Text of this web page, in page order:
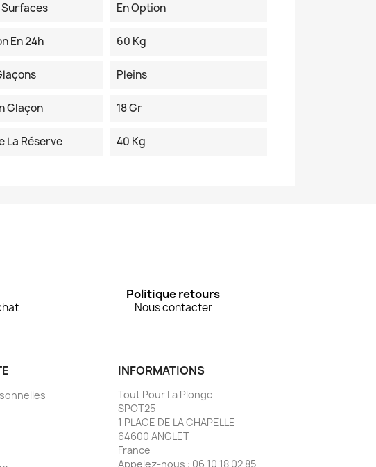
Surfaces
En Option
En 24h 60 Kg
Pleins
Glaçon 18 Gr
La Réserve 40 Kg
Politique retours
Nous contacter
INFORMATIONS
Tout Pour La Plonge
SPOT25
1 PLACE DE LA CHAPELLE
64600 ANGLET
France
Appelez-nous : 06 10 18 02 85